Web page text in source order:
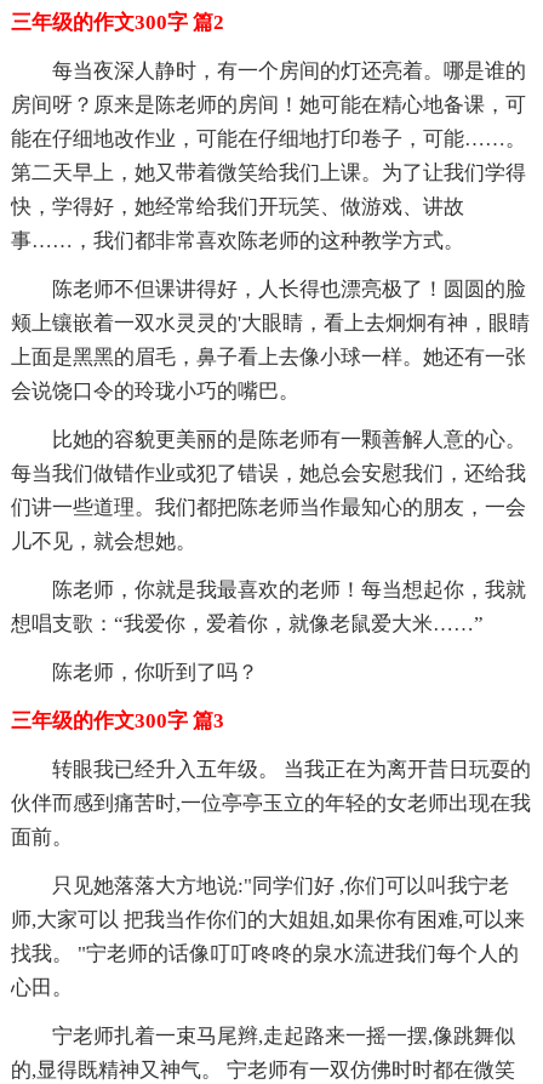
三年级的作文300字 篇2
每当夜深人静时，有一个房间的灯还亮着。哪是谁的
房间呀？原来是陈老师的房间！她可能在精心地备课，可
能在仔细地改作业，可能在仔细地打印卷子，可能……。
第二天早上，她又带着微笑给我们上课。为了让我们学得
快，学得好，她经常给我们开玩笑、做游戏、讲故
事……，我们都非常喜欢陈老师的这种教学方式。
陈老师不但课讲得好，人长得也漂亮极了！圆圆的脸
颊上镶嵌着一双水灵灵的'大眼睛，看上去炯炯有神，眼睛
上面是黑黑的眉毛，鼻子看上去像小球一样。她还有一张
会说饶口令的玲珑小巧的嘴巴。
比她的容貌更美丽的是陈老师有一颗善解人意的心。
每当我们做错作业或犯了错误，她总会安慰我们，还给我
们讲一些道理。我们都把陈老师当作最知心的朋友，一会
儿不见，就会想她。
陈老师，你就是我最喜欢的老师！每当想起你，我就
想唱支歌：“我爱你，爱着你，就像老鼠爱大米……”
陈老师，你听到了吗？
三年级的作文300字 篇3
转眼我已经升入五年级。 当我正在为离开昔日玩耍的
伙伴而感到痛苦时,一位亭亭玉立的年轻的女老师出现在我
面前。
只见她落落大方地说:"同学们好 ,你们可以叫我宁老
师,大家可以 把我当作你们的大姐姐,如果你有困难,可以来
找我。 "宁老师的话像叮叮咚咚的泉水流进我们每个人的
心田。
宁老师扎着一束马尾辫,走起路来一摇一摆,像跳舞似
的,显得既精神又神气。 宁老师有一双仿佛时时都在微笑